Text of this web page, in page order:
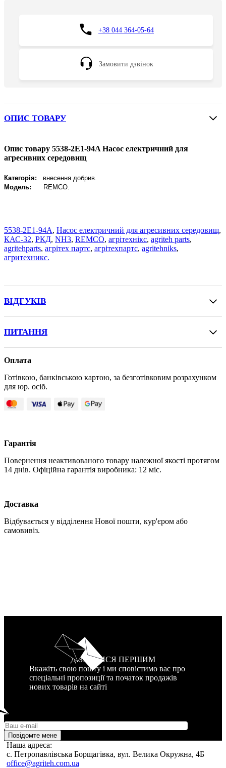
+38 044 364-05-64
Замовити дзвінок
ОПИС ТОВАРУ
Опис товару 5538-2E1-94A Насос електричний для
агресивних середовищ
Категорія: внесення добрив.
Модель:
REMCO.
5538-2E1-94A, Насос електричний для агресивних середовищ,
КАС-32, РКД, NH3, REMCO, агрітехнікс, agriteh parts,
agritehparts, агрітех партс, агрітехпартс, agritehniks,
агритехникс.
ВІДГУКІВ
ПИТАННЯ
Оплата
Готівкою, банківською картою, за безготівковим розрахунком
для юр. осіб.
Гарантія
Повернення неактивованого товару належної якості протягом
14 днів. Офіційна гарантія виробника: 12 міс.
Доставка
Відбувається у відділення Нової пошти, кур'єром або
самовивіз.
ДІЗНАТИСЯ ПЕРШИМ
Вкажіть свою пошту і ми сповістимо вас про
спеціальні пропозиції та початок продажів
нових товарів на сайті
Повідомте мене
Наша адреса:
c. Петропавлівська Борщагівка, вул. Велика Окружна, 4Б
office@agriteh.com.ua